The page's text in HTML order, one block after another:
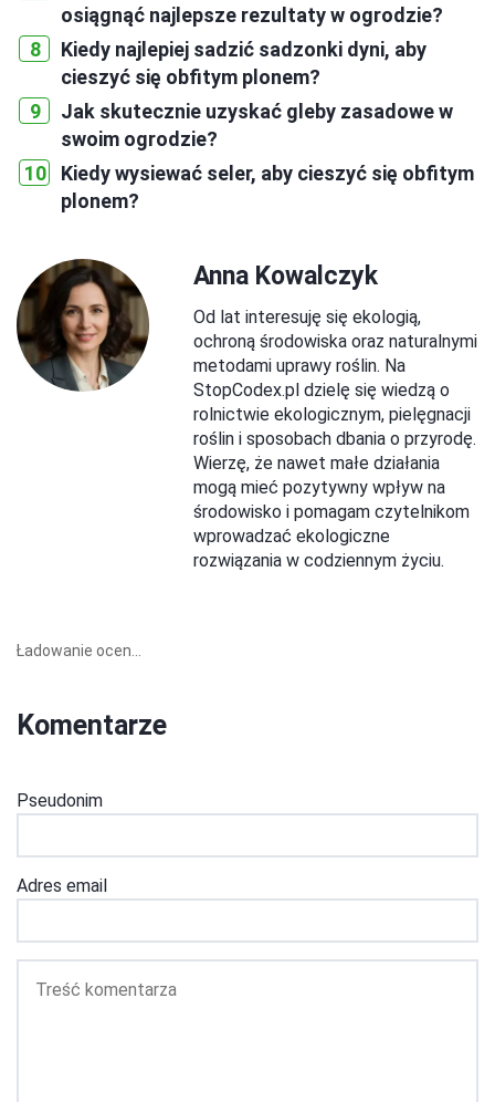
osiągnąć najlepsze rezultaty w ogrodzie?
Kiedy najlepiej sadzić sadzonki dyni, aby
cieszyć się obfitym plonem?
Jak skutecznie uzyskać gleby zasadowe w
swoim ogrodzie?
Kiedy wysiewać seler, aby cieszyć się obfitym
plonem?
Anna Kowalczyk
Od lat interesuję się ekologią,
ochroną środowiska oraz naturalnymi
metodami uprawy roślin. Na
StopCodex.pl dzielę się wiedzą o
rolnictwie ekologicznym, pielęgnacji
roślin i sposobach dbania o przyrodę.
Wierzę, że nawet małe działania
mogą mieć pozytywny wpływ na
środowisko i pomagam czytelnikom
wprowadzać ekologiczne
rozwiązania w codziennym życiu.
Ładowanie ocen...
Komentarze
Pseudonim
Adres email